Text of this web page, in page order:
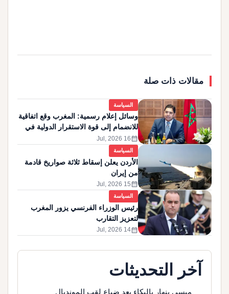
مقالات ذات صلة
السياسة
وسائل إعلام رسمية: المغرب وقع اتفاقية
للانضمام إلى قوة الاستقرار الدولية في
غزة
calendar_month
16 Jul, 2026
السياسة
الأردن يعلن إسقاط ثلاثة صواريخ قادمة
من إيران
calendar_month
15 Jul, 2026
السياسة
رئيس الوزراء الفرنسي يزور المغرب
لتعزيز التقارب
calendar_month
14 Jul, 2026
آخر التحديثات
ميسي ينهار بالبكاء بعد ضياع لقب المونديال